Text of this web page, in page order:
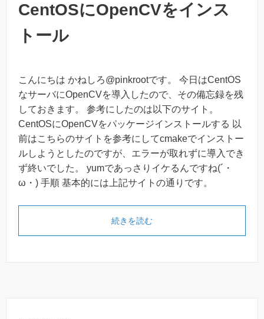
CentOSにOpenCVをインス
トール
こんにちは かねしろ@pinkrootです。 今日はCentOS
なサーバにOpenCVを導入したので、その備忘録を残
しておきます。 参考にしたのは以下のサイト。
CentOSにOpenCVをパッケージインストールする 以
前はこちらのサイトを参考にしてcmakeでインストー
ルしようとしたのですが、エラーが取れずに導入でき
ず終いでした。 yumであっさりイケるんですね(´・
ω・) 手順 基本的には上記サイトの通りです。
続きを読む